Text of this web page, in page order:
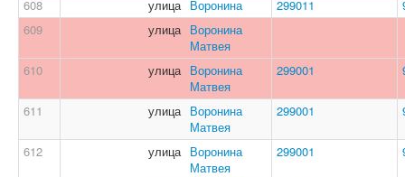
608
улица Воронина 299011
609
улица Воронина
Матвея
610
улица Воронина
Матвея
299001
611 улица Воронина
Матвея
299001
612 улица Воронина
Матвея
299001